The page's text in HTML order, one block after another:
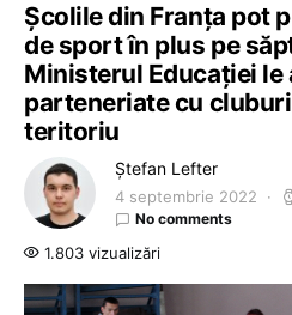
Școlile din Franța pot
de sport în plus pe
Ministerul Educației le
parteneriate cu
teritoriu
Ștefan Lefter
4 septembrie 2022
No comments
1.803 vizualizări